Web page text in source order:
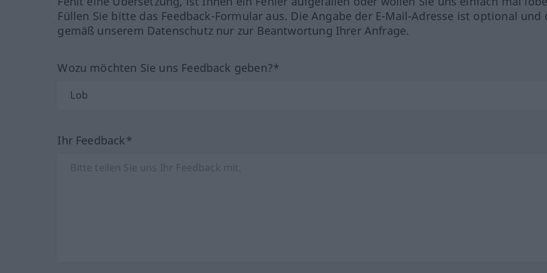
Füllen Sie bitte das Feedback-Formular aus. Die Angabe der E-Mail-Adresse ist optional und
gemäß unserem Datenschutz nur zur Beantwortung Ihrer Anfrage.
Wozu möchten Sie uns Feedback geben?*
Ihr Feedback*